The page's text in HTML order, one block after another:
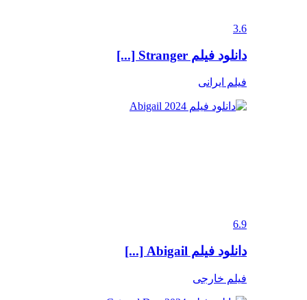
3.6
دانلود فیلم Stranger [...]
فیلم ایرانی
6.9
دانلود فیلم Abigail [...]
فیلم خارجی